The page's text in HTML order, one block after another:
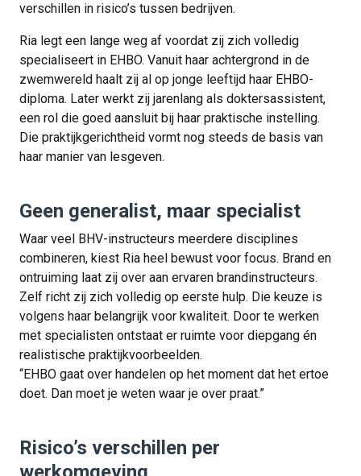
verschillen in risico’s tussen bedrijven.
Ria legt een lange weg af voordat zij zich volledig
specialiseert in EHBO. Vanuit haar achtergrond in de
zwemwereld haalt zij al op jonge leeftijd haar EHBO-
diploma. Later werkt zij jarenlang als doktersassistent,
een rol die goed aansluit bij haar praktische instelling.
Die praktijkgerichtheid vormt nog steeds de basis van
haar manier van lesgeven.
Geen generalist, maar specialist
Waar veel BHV-instructeurs meerdere disciplines
combineren, kiest Ria heel bewust voor focus. Brand en
ontruiming laat zij over aan ervaren brandinstructeurs.
Zelf richt zij zich volledig op eerste hulp. Die keuze is
volgens haar belangrijk voor kwaliteit. Door te werken
met specialisten ontstaat er ruimte voor diepgang én
realistische praktijkvoorbeelden.
“EHBO gaat over handelen op het moment dat het ertoe
doet. Dan moet je weten waar je over praat.”
Risico’s verschillen per